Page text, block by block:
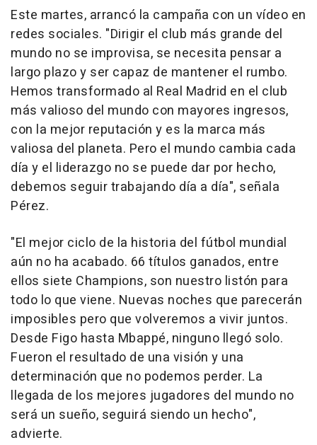
Este martes, arrancó la campaña con un vídeo en
redes sociales. "Dirigir el club más grande del
mundo no se improvisa, se necesita pensar a
largo plazo y ser capaz de mantener el rumbo.
Hemos transformado al Real Madrid en el club
más valioso del mundo con mayores ingresos,
con la mejor reputación y es la marca más
valiosa del planeta. Pero el mundo cambia cada
día y el liderazgo no se puede dar por hecho,
debemos seguir trabajando día a día", señala
Pérez.
"El mejor ciclo de la historia del fútbol mundial
aún no ha acabado. 66 títulos ganados, entre
ellos siete Champions, son nuestro listón para
todo lo que viene. Nuevas noches que parecerán
imposibles pero que volveremos a vivir juntos.
Desde Figo hasta Mbappé, ninguno llegó solo.
Fueron el resultado de una visión y una
determinación que no podemos perder. La
llegada de los mejores jugadores del mundo no
será un sueño, seguirá siendo un hecho",
advierte.